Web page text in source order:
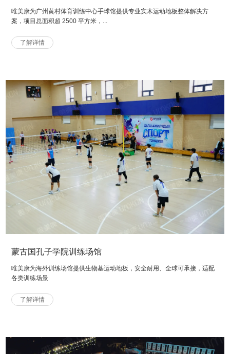
唯美康为广州黄村体育训练中心手球馆提供专业实木运动地板整体解决方
案，项目总面积超 2500 平方米，...
了解详情
蒙古国孔子学院训练场馆
唯美康为海外训练场馆提供生物基运动地板，安全耐用、全球可承接，适配
各类训练场景
了解详情